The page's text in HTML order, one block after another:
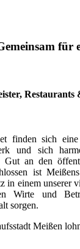
für
Restaurants
finden sich
und sich
Gut an den
ist
in einem unserer
Wirte und
sorgen.
Meißen